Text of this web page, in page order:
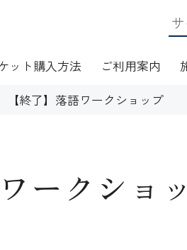
ット購入方法 ご利用案内
ス フロアマップ
施設資料
ワークショップ
【終了】落語ワークショップ
ワークショ